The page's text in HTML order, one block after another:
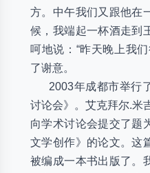
方。中午我们又跟他在
候，我端起一杯酒走到
呵地说：“昨天晚上我
了谢意。
2003年成都市举行
讨论会》。艾克拜尔.米
向学术讨论会提交了题
文学创作》的论文。这
被编成一本书出版了。